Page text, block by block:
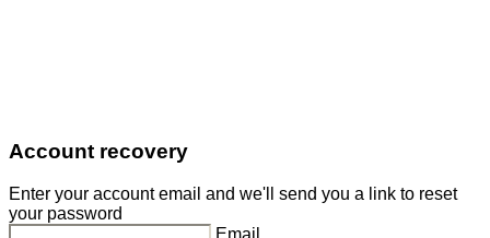
Account recovery
Enter your account email and we'll send you a link to reset
your password
Email